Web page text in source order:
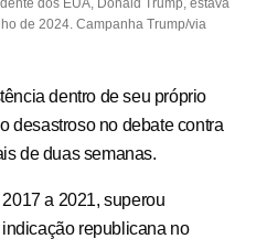
dos EUA, Donald Trump, estava
de 2024. Campanha Trump/via
dentro de seu próprio
desastroso no debate contra
de duas semanas.
a 2021, superou
republicana no